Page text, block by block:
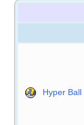
Hyper Ball